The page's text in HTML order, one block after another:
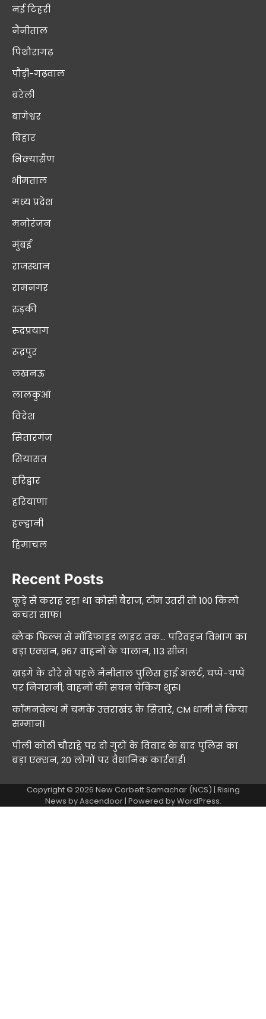
नई टिहरी
नैनीताल
पिथौरागढ़
पौड़ी-गढ़वाल
बरेली
बागेश्वर
बिहार
भिक्यासैण
भीमताल
मध्य प्रदेश
मनोरंजन
मुंबई
राजस्थान
रामनगर
रुड़की
रुद्रप्रयाग
रूद्रपुर
लखनऊ
लालकुआं
विदेश
सितारगंज
सियासत
हरिद्वार
हरियाणा
हल्द्वानी
हिमाचल
Recent Posts
कूड़े से कराह रहा था कोसी बैराज, टीम उतरी तो 100 किलो
कचरा साफ।
ब्लैक फिल्म से मॉडिफाइड लाइट तक… परिवहन विभाग का
बड़ा एक्शन, 967 वाहनों के चालान, 113 सीज।
खड़गे के दौरे से पहले नैनीताल पुलिस हाई अलर्ट, चप्पे-चप्पे
पर निगरानी; वाहनों की सघन चेकिंग शुरू।
कॉमनवेल्थ में चमके उत्तराखंड के सितारे, CM धामी ने किया
सम्मान।
पीली कोठी चौराहे पर दो गुटों के विवाद के बाद पुलिस का
बड़ा एक्शन, 20 लोगों पर वैधानिक कार्रवाई।
Copyright © 2026 New Corbett Samachar (NCS) | Rising
News byAscendoor| Powered byWordPress.